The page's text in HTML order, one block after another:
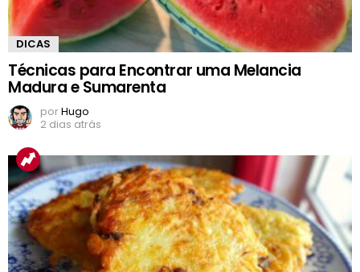
DICAS
Técnicas para Encontrar uma Melancia
Madura e Sumarenta
porHugo
2 dias atrás